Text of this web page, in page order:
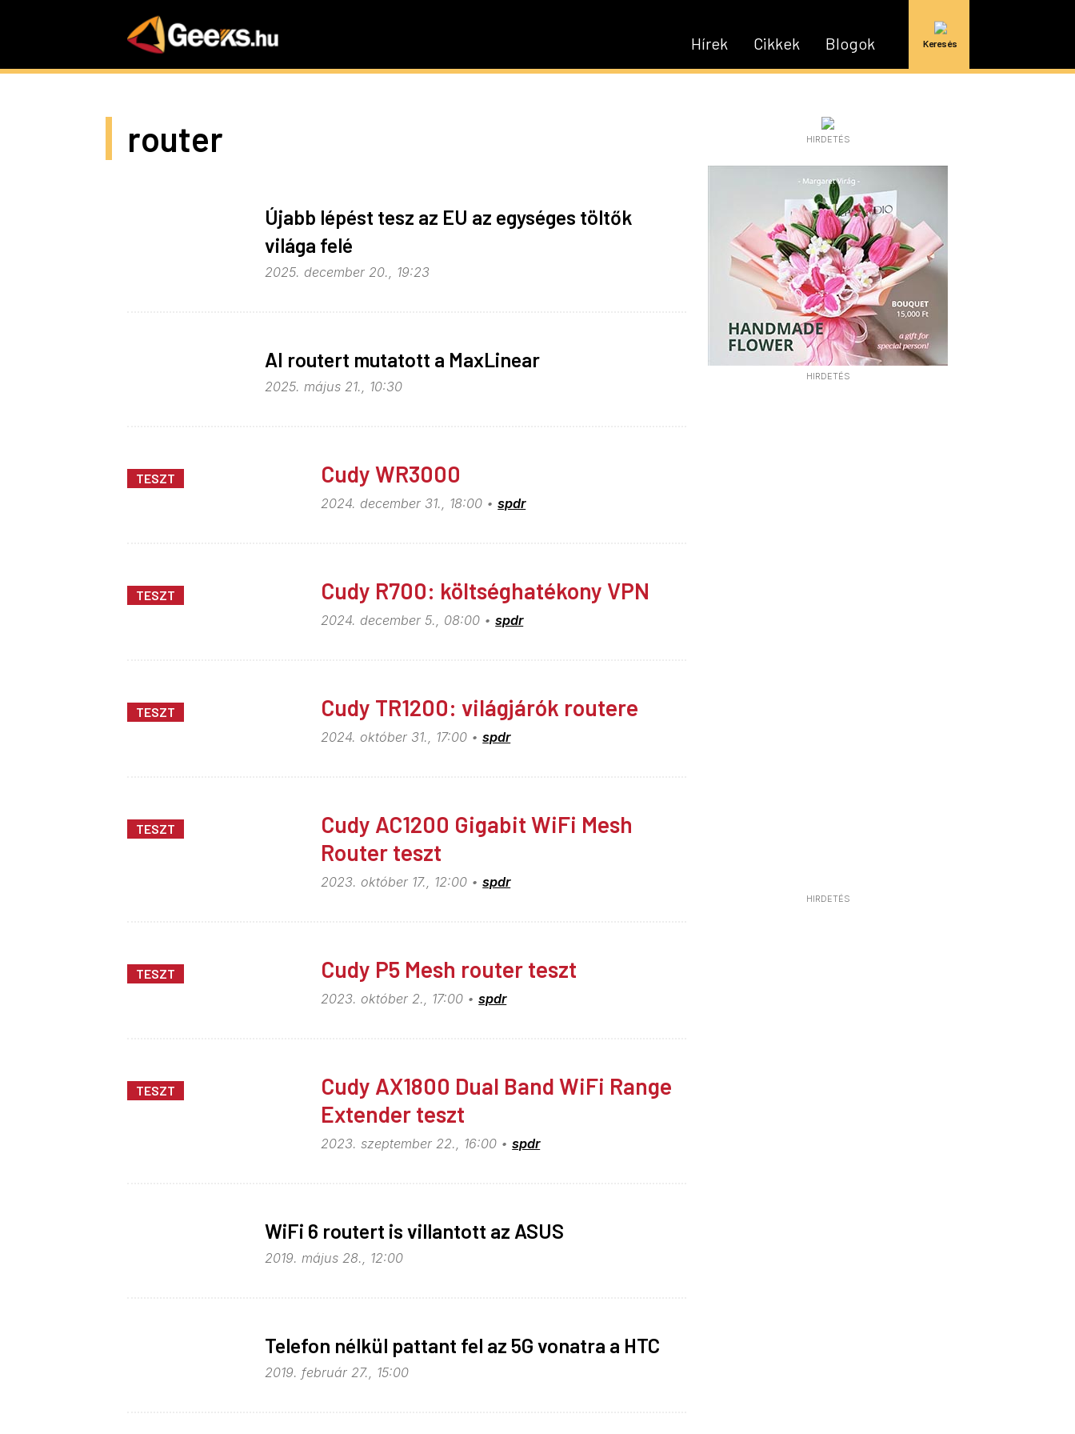
Blogok
Cikkek
Hírek Keresés
HIRDETÉS
HIRDETÉS
HIRDETÉS
router
Újabb lépést tesz az EU az egységes töltők
világa felé
2025. december 20., 19:23
AI routert mutatott a MaxLinear
2025. május 21., 10:30
TESZT Cudy WR3000
2024. december 31., 18:00 spdr
TESZT Cudy R700: költséghatékony VPN
2024. december 5., 08:00 spdr
TESZT Cudy TR1200: világjárók routere
2024. október 31., 17:00 spdr
TESZT
Cudy AC1200 Gigabit WiFi Mesh
Router teszt
2023. október 17., 12:00 spdr
TESZT Cudy P5 Mesh router teszt
2023. október 2., 17:00 spdr
TESZT
Cudy AX1800 Dual Band WiFi Range
Extender teszt
2023. szeptember 22., 16:00 spdr
WiFi 6 routert is villantott az ASUS
2019. május 28., 12:00
Telefon nélkül pattant fel az 5G vonatra a HTC
2019. február 27., 15:00